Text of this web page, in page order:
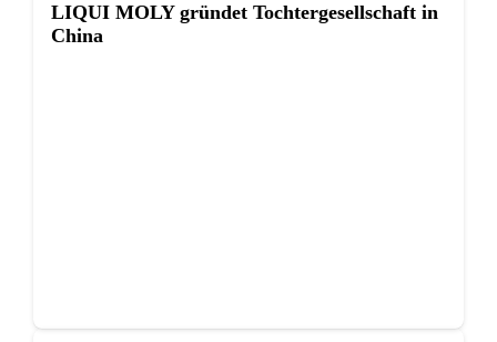
LIQUI MOLY gründet Tochterge­sellschaft in
China